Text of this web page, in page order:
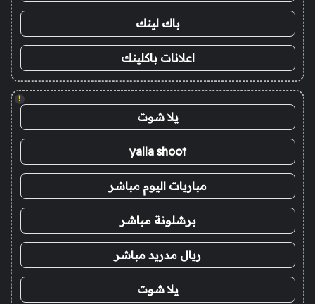
باك لينك
اعلانات باكلينك
!
يلا شوت
yalla shoot
مباريات اليوم مباشر
برشلونة مباشر
ريال مدريد مباشر
يلا شوت